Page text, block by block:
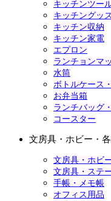
キッチンツー
キッチングッ
キッチン収納
キッチン家電
エプロン
ランチョンマ
水筒
ボトルケース
お弁当箱
ランチバッグ
コースター
文房具・ホビー・
文房具・ホビ
文房具・ステ
手帳・メモ帳
オフィス用品